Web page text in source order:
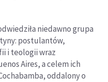
niedawno grupa
postulantów,
i teologii wraz
Aires, a celem ich
oddalony o